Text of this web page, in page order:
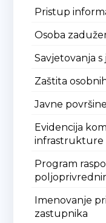
Pristup
Osoba
Savjetovanja s
Zaštita
Javne površine
Evidencija
infrastrukture
Program
Imenovanje
zastupnika